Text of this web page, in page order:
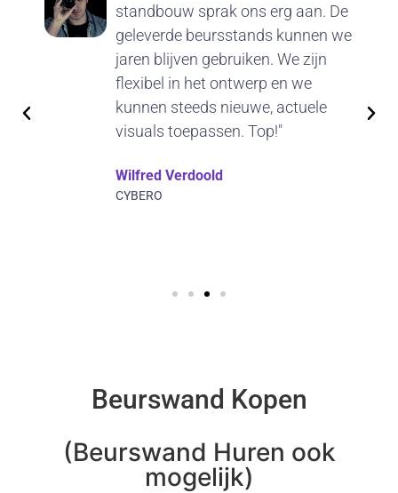
standbouw sprak ons erg aan. De
geleverde beursstands kunnen we
jaren blijven gebruiken. We zijn
flexibel in het ontwerp en we
kunnen steeds nieuwe, actuele
visuals toepassen. Top!"
Wilfred Verdoold
CYBERO
Beurswand Kopen
(Beurswand Huren ook
mogelijk)